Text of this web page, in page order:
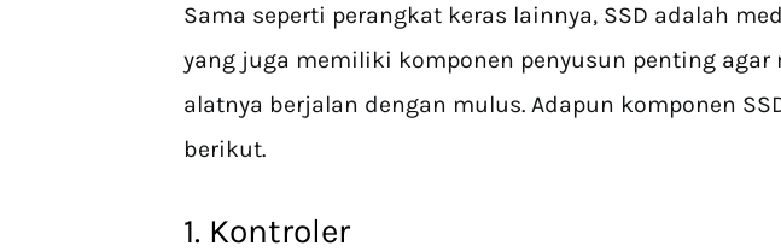
Sama seperti perangkat keras lainnya, SSD adalah
yang juga memiliki komponen penyusun penting agar
alatnya berjalan dengan mulus. Adapun komponen
berikut.
1. Kontroler